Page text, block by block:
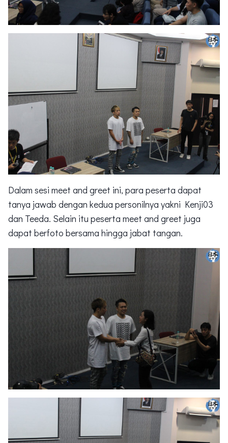
Dalam sesi meet and greet ini, para peserta dapat
tanya jawab dengan kedua personilnya yakni Kenji03
dan Teeda. Selain itu peserta meet and greet juga
dapat berfoto bersama hingga jabat tangan.